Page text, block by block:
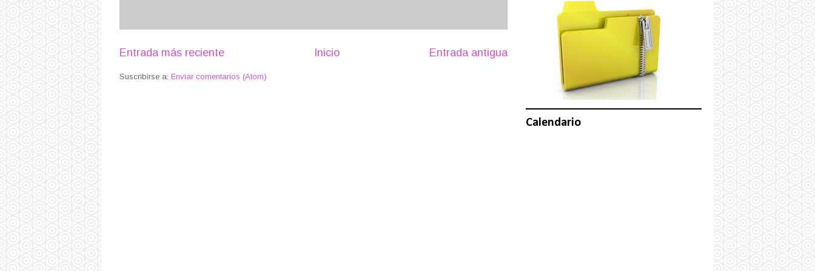
Entrada más reciente Entrada antigua
Inicio
Suscribirse a: Enviar comentarios (Atom)
Calendario